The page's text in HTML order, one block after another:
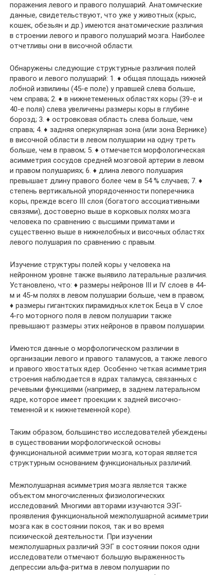
поражения левого и правого полушарий. Анатомические
данные, свидетельствуют, что уже у животных (крыс,
кошек, обезьян и др.) имеются анатомические различия
в строении левого и правого полушарий мозга. Наиболее
отчетливы они в височной области.
Обнаружены следующие структурные различия полей
правого и левого полушарий: 1. ♦ общая площадь нижней
лобной извилины (45-е поле) у правшей слева больше,
чем справа; 2. ♦ в нижнетеменных областях коры (39-е и
40-е поля) слева увеличены размеры коры в глубине
борозд; 3. ♦ островковая область слева больше, чем
справа; 4. ♦ задняя оперкулярная зона (или зона Вернике)
в височной области в левом полушарии на одну треть
больше, чем в правом; 5. ♦ отмечается морфологическая
асимметрия сосудов средней мозговой артерии в левом
и правом полушариях; 6. ♦ длина левого полушария
превышает длину правого более чем в 54 % случаев; 7. ♦
степень вертикальной упорядоченности поперечника
коры, прежде всего III слоя (богатого ассоциативными
связями), достоверно выше в корковых полях мозга
человека по сравнению с высшими приматами и
существенно выше в нижнелобных и височных областях
левого полушария по сравнению с правым.
Изучение структуры полей коры у человека на
нейронном уровне также выявило латеральные различия.
Установлено, что: ♦ размеры нейронов III и IV слоев в 44-
м и 45-м полях в левом полушарии больше, чем в правом;
♦ размеры гигантских пирамидных клеток Беца в V слое
4-го моторного поля в левом полушарии также
превышают размеры этих нейронов в правом полушарии.
Имеются данные о морфологическом различии в
организации левого и правого таламусов, а также левого
и правого хвостатых ядер. Особенно четкая асимметрия
строения наблюдается в ядрах таламуса, связанных с
речевыми функциями (например, в заднем латеральном
ядре, которое имеет проекции к задней височно-
теменной и к нижнетеменной коре).
Таким образом, большинство исследователей убеждены
в существовании морфологической основы
функциональной асимметрии мозга, которая является
структурным основанием функциональных различий.
Межполушарная асимметрия мозга является также
объектом многочисленных физиологических
исследований. Многими авторами изучаются ЭЭГ-
проявления функциональной межполушарной асимметрии
мозга как в состоянии покоя, так и во время
психической деятельности. При изучении
межполушарных различий ЭЭГ в состоянии покоя одни
исследователи отмечают большую выраженность
депрессии альфа-ритма в левом полушарии по